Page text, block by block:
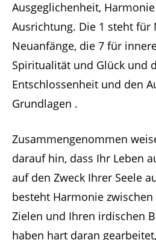
Ausgeglichenheit,
Ausrichtung. Die 1 steht für
Neuanfänge, die 7 für
Spiritualität und Glück und
Entschlossenheit und den
Grundlagen .
Zusammengenommen
darauf hin, dass Ihr Leben
auf den Zweck Ihrer Seele
besteht Harmonie
Zielen und Ihren irdischen
haben hart daran